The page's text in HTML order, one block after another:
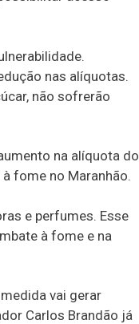
nas alíquotas.
não sofrerão
na alíquota do
fome no Maranhão.
e perfumes. Esse
à fome e na
vai gerar
Carlos Brandão já